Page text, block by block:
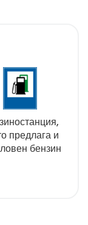
предлага и
бензин